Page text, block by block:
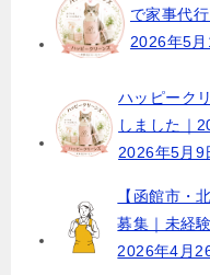
で家事代
2026年5月
ハッピーク
しました｜
2026年5月9
【函館市・
募集｜未経
2026年4月